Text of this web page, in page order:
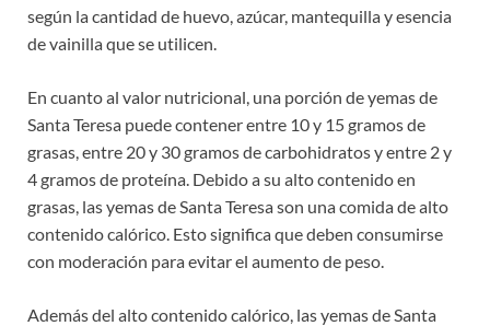
según la cantidad de huevo, azúcar, mantequilla y esencia
de vainilla que se utilicen.
En cuanto al valor nutricional, una porción de yemas de
Santa Teresa puede contener entre 10 y 15 gramos de
grasas, entre 20 y 30 gramos de carbohidratos y entre 2 y
4 gramos de proteína. Debido a su alto contenido en
grasas, las yemas de Santa Teresa son una comida de alto
contenido calórico. Esto significa que deben consumirse
con moderación para evitar el aumento de peso.
Además del alto contenido calórico, las yemas de Santa